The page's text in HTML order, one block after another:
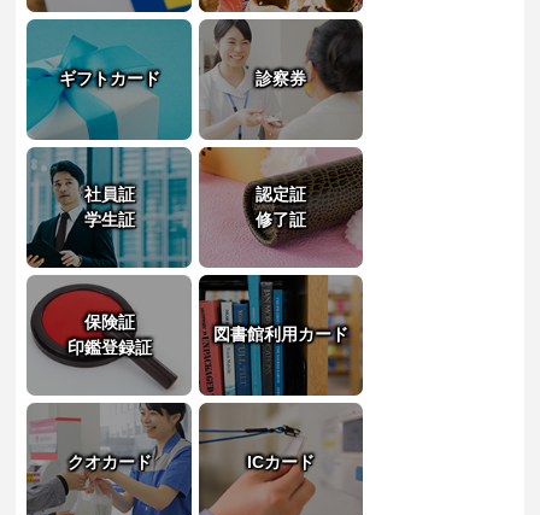
ギフトカード 診察券
社員証
学生証
認定証
修了証
保険証
印鑑登録証
図書館利用カード
クオカード ICカード